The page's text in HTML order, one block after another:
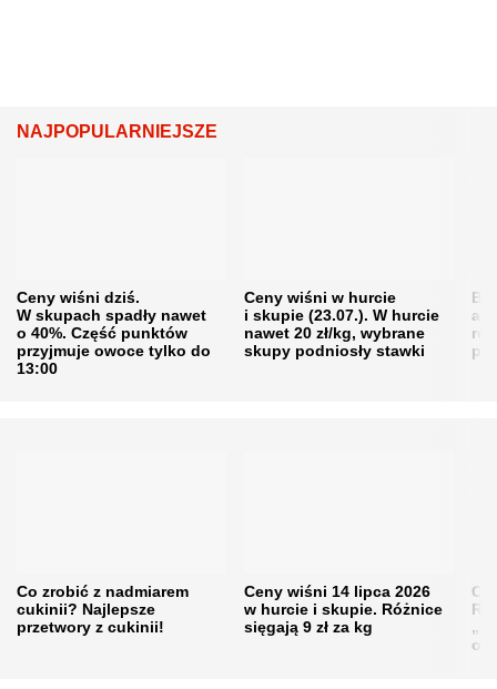
NAJPOPULARNIEJSZE
Ceny wiśni dziś.
W skupach spadły nawet
o 40%. Część punktów
przyjmuje owoce tylko do
13:00
Ceny wiśni w hurcie
i skupie (23.07.). W hurcie
nawet 20 zł/kg, wybrane
skupy podniosły stawki
Co zrobić z nadmiarem
cukinii? Najlepsze
przetwory z cukinii!
Ceny wiśni 14 lipca 2026
w hurcie i skupie. Różnice
sięgają 9 zł za kg